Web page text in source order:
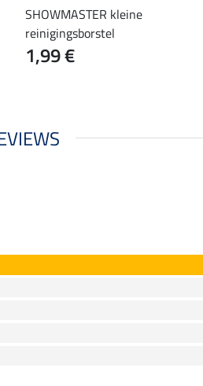
SHOWMASTER kleine
reinigingsborstel
1,99 €